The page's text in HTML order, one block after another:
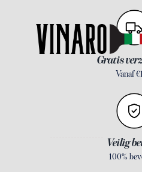
Gratis
Vanaf
Veilig
100%